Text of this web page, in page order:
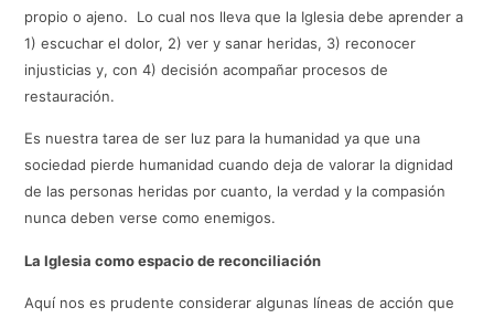
propio o ajeno. Lo cual nos lleva que la Iglesia debe aprender a
1) escuchar el dolor, 2) ver y sanar heridas, 3) reconocer
injusticias y, con 4) decisión acompañar procesos de
restauración.
Es nuestra tarea de ser luz para la humanidad ya que una
sociedad pierde humanidad cuando deja de valorar la dignidad
de las personas heridas por cuanto, la verdad y la compasión
nunca deben verse como enemigos.
La Iglesia como espacio de reconciliación
Aquí nos es prudente considerar algunas líneas de acción que